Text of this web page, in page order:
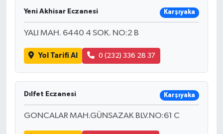
Yeni Akhisar Eczanesi Karşıyaka
YALI MAH. 6440 4 SOK. NO:2 B
Yol Tarifi Al 0 (232) 336 28 37
Dılfet Eczanesi Karşıyaka
GONCALAR MAH.GÜNSAZAK BLV.NO:61 C